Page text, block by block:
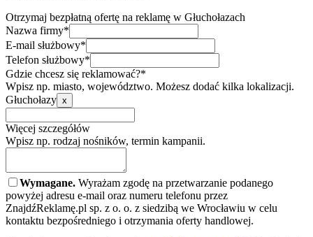
Otrzymaj bezpłatną ofertę na reklamę w Głuchołazach
Nazwa firmy*
E-mail służbowy*
Telefon służbowy*
Gdzie chcesz się reklamować?*
Wpisz np. miasto, województwo. Możesz dodać kilka lokalizacji.
Głuchołazy x
Więcej szczegółów
Wpisz np. rodzaj nośników, termin kampanii.
Wymagane. Wyrażam zgodę na przetwarzanie podanego
powyżej adresu e-mail oraz numeru telefonu przez
ZnajdźReklamę.pl sp. z o. o. z siedzibą we Wrocławiu w celu
kontaktu bezpośredniego i otrzymania oferty handlowej.